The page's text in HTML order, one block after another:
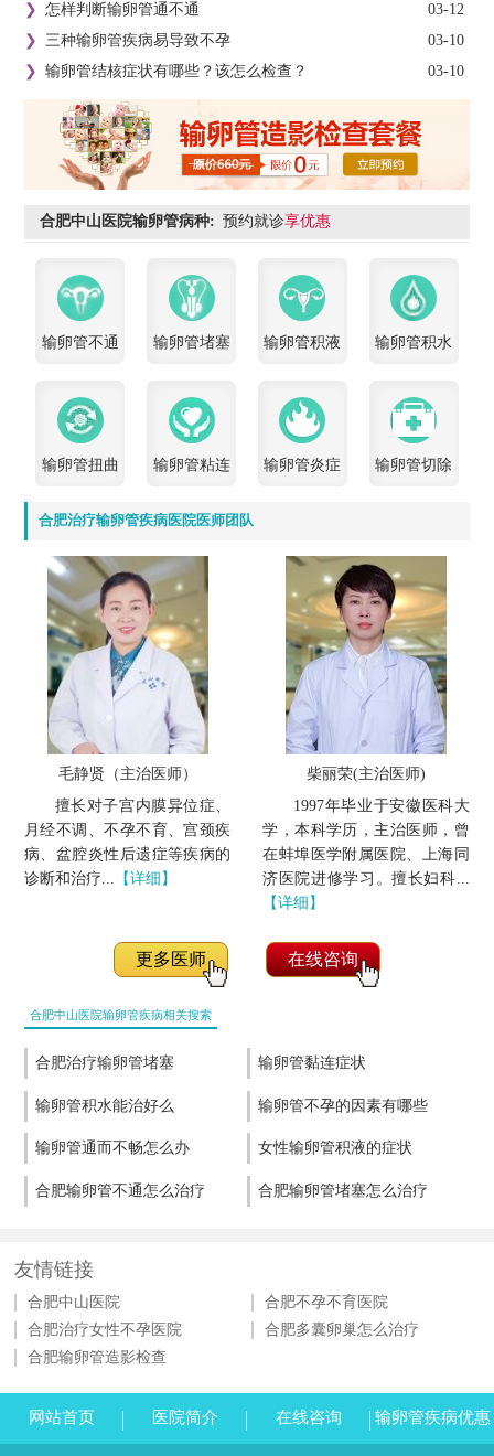
03-12
❯ 怎样判断输卵管通不通
03-10
❯ 三种输卵管疾病易导致不孕
03-10
❯ 输卵管结核症状有哪些？该怎么检查？
合肥中山医院输卵管病种: 预约就诊享优惠
输卵管不通 输卵管堵塞 输卵管积液 输卵管积水
输卵管扭曲 输卵管粘连 输卵管炎症 输卵管切除
合肥治疗输卵管疾病医院医师团队
毛静贤（主治医师）
擅长对子宫内膜异位症、
月经不调、不孕不育、宫颈疾
病、盆腔炎性后遗症等疾病的
诊断和治疗...
【详细】
柴丽荣(主治医师)
1997年毕业于安徽医科大
学，本科学历，主治医师，曾
在蚌埠医学附属医院、上海同
济医院进修学习。擅长妇科...
【详细】
更多医师 在线咨询
合肥中山医院输卵管疾病相关搜索
合肥治疗输卵管堵塞 输卵管黏连症状
输卵管积水能治好么 输卵管不孕的因素有哪些
输卵管通而不畅怎么办 女性输卵管积液的症状
合肥输卵管不通怎么治疗 合肥输卵管堵塞怎么治疗
友情链接
合肥中山医院
合肥不孕不育医院
合肥治疗女性不孕医院
合肥多囊卵巢怎么治疗
合肥输卵管造影检查
网站首页 医院简介 在线咨询 输卵管疾病优惠